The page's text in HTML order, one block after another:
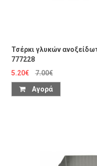
Τσέρκι γλυκών
777228
5.20€
7.00€
Αγορά